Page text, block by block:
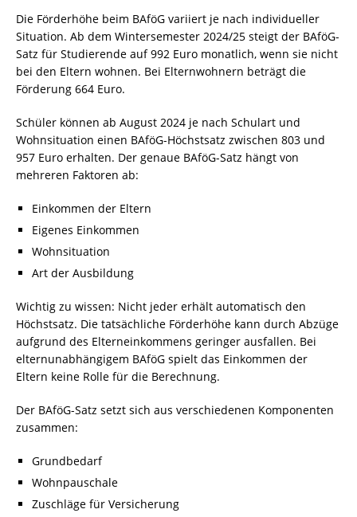
Die Förderhöhe beim BAföG variiert je nach individueller
Situation. Ab dem Wintersemester 2024/25 steigt der BAföG-
Satz für Studierende auf 992 Euro monatlich, wenn sie nicht
bei den Eltern wohnen. Bei Elternwohnern beträgt die
Förderung 664 Euro.
Schüler können ab August 2024 je nach Schulart und
Wohnsituation einen BAföG-Höchstsatz zwischen 803 und
957 Euro erhalten. Der genaue BAföG-Satz hängt von
mehreren Faktoren ab:
Einkommen der Eltern
Eigenes Einkommen
Wohnsituation
Art der Ausbildung
Wichtig zu wissen: Nicht jeder erhält automatisch den
Höchstsatz. Die tatsächliche Förderhöhe kann durch Abzüge
aufgrund des Elterneinkommens geringer ausfallen. Bei
elternunabhängigem BAföG spielt das Einkommen der
Eltern keine Rolle für die Berechnung.
Der BAföG-Satz setzt sich aus verschiedenen Komponenten
zusammen:
Grundbedarf
Wohnpauschale
Zuschläge für Versicherung